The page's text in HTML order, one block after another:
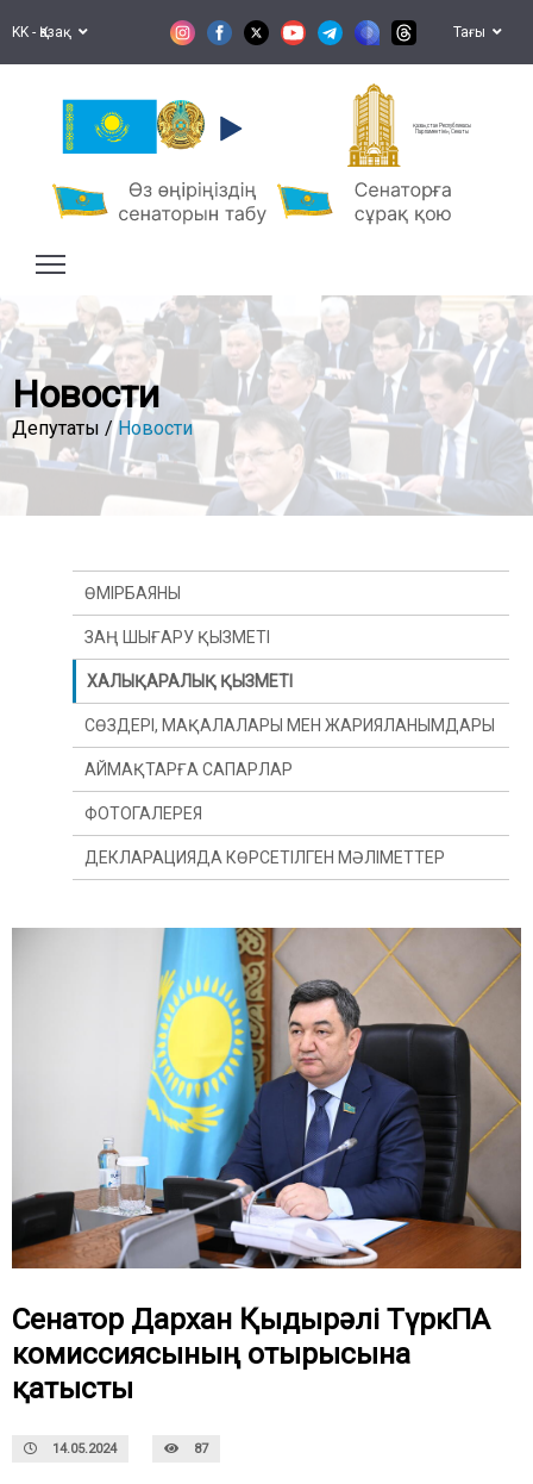
KK - Қазақ Тағы
Қазақстан Республикасы
Парламентінің Сенаты
Новости
Депутаты /Новости
Сенатор Дархан Қыдырәлі ТүркПА
комиссиясының отырысына
қатысты
14.05.2024 87
ӨМІРБАЯНЫ
ЗАҢ ШЫҒАРУ ҚЫЗМЕТІ
ХАЛЫҚАРАЛЫҚ ҚЫЗМЕТІ
СӨЗДЕРІ, МАҚАЛАЛАРЫ МЕН ЖАРИЯЛАНЫМДАРЫ
АЙМАҚТАРҒА САПАРЛАР
ФОТОГАЛЕРЕЯ
ДЕКЛАРАЦИЯДА КӨРСЕТІЛГЕН МӘЛІМЕТТЕР